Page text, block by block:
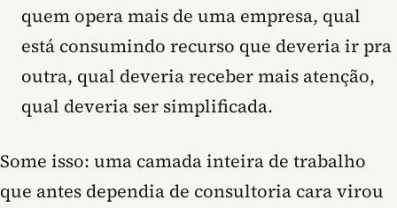
quem opera mais de uma empresa, qual
está consumindo recurso que deveria ir pra
outra, qual deveria receber mais atenção,
qual deveria ser simplificada.
Some isso: uma camada inteira de trabalho
que antes dependia de consultoria cara virou